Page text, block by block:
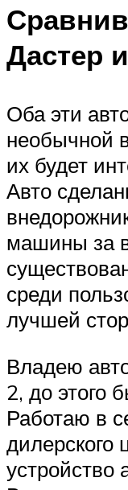
Дастер
Оба эти
необычной
их будет
Авто
машины за
среди
лучшей
Владею
2, до этого
Работаю в
дилерского
устройство